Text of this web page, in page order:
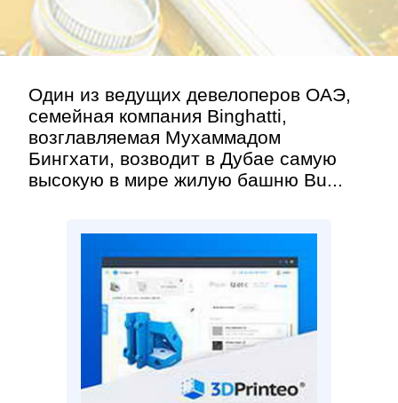
Один из ведущих девелоперов ОАЭ,
семейная компания Binghatti,
возглавляемая Мухаммадом
Бингхати, возводит в Дубае самую
высокую в мире жилую башню Bu...
Контакт»